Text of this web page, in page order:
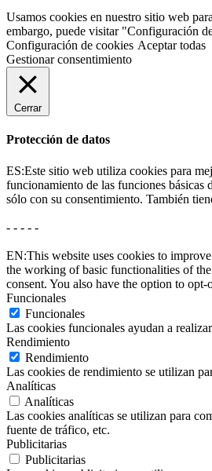
Usamos cookies en nuestro sitio web
embargo, puede visitar "Configuración
Configuración de cookies Aceptar todas
Gestionar consentimiento
Cerrar
Protección de datos
ES:Este sitio web utiliza cookies para
funcionamiento de las funciones básicas
sólo con su consentimiento. También
- - - - -
EN:This website uses cookies to
the working of basic functionalities of
consent. You also have the option to
Funcionales
Funcionales
Las cookies funcionales ayudan a
Rendimiento
Rendimiento
Las cookies de rendimiento se utilizan
Analíticas
Analíticas
Las cookies analíticas se utilizan para
fuente de tráfico, etc.
Publicitarias
Publicitarias